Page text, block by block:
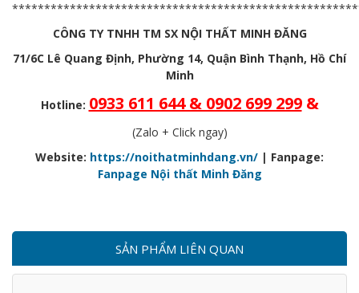
CÔNG TY TNHH TM SX NỘI THẤT MINH ĐĂNG
71/6C Lê Quang Định, Phường 14, Quận Bình Thạnh, Hồ Chí
Minh
Hotline: 0933 611 644 & 0902 699 299 &
(Zalo + Click ngay)
Website: https://noithatminhdang.vn/ | Fanpage:
Fanpage Nội thất Minh Đăng
SẢN PHẨM LIÊN QUAN